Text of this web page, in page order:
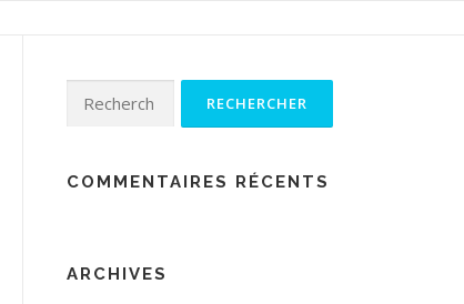
COMMENTAIRES RÉCENTS
ARCHIVES